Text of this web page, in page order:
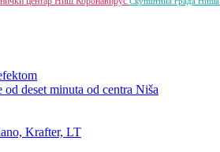
deset minuta od centra Niša
Krafter, LT